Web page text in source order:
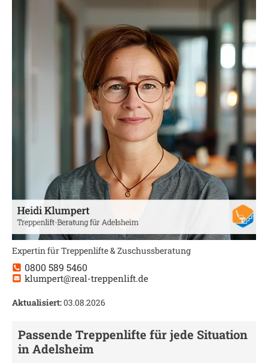
Expertin für Treppenlifte & Zuschussberatung
0800 589 5460
klumpert@real-treppenlift.de
Aktualisiert:03.08.2026
Passende Treppenlifte für jede Situation
inAdelsheim